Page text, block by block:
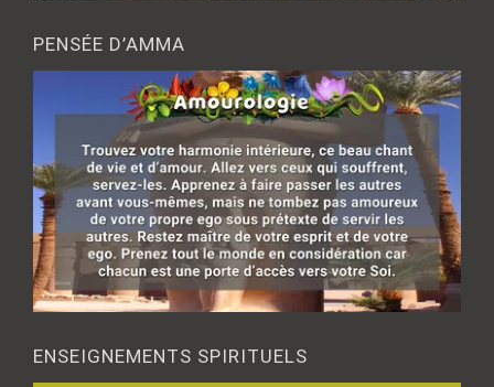
PENSÉE D’AMMA
ENSEIGNEMENTS SPIRITUELS